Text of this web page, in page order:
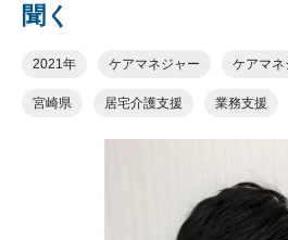
聞く
2021年 ケアマネジャー ケアマネ
宮崎県 居宅介護支援 業務支援